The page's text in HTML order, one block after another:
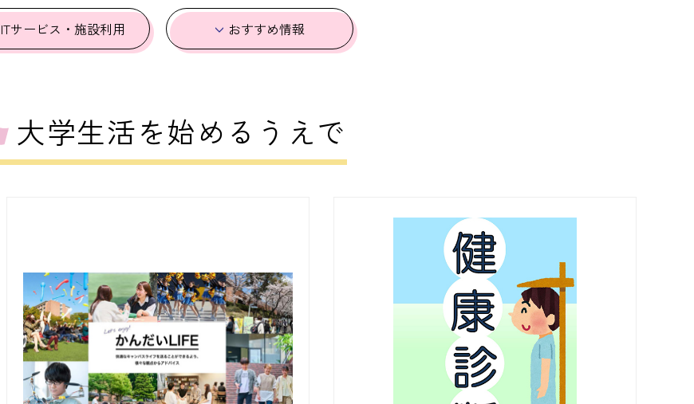
ITサービス・ 施設利用 おすすめ情報
大学生活を始めるうえで